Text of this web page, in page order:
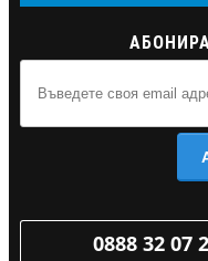
0888 32 07